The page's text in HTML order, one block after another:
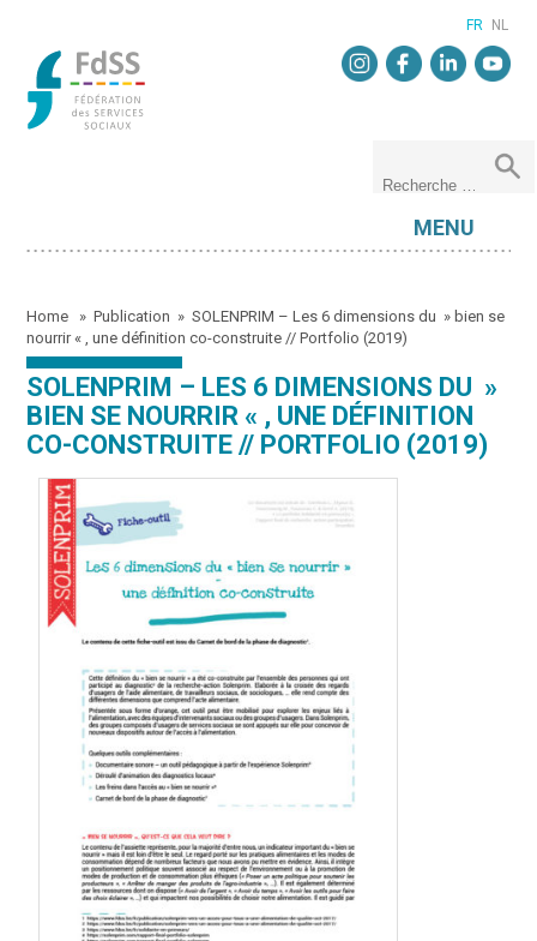
FR NL
MENU
Home »Publication »SOLENPRIM – Les 6 dimensions du » bien se
nourrir « , une définition co-construite // Portfolio (2019)
SOLENPRIM – LES 6 DIMENSIONS DU »
BIEN SE NOURRIR « , UNE DÉFINITION
CO-CONSTRUITE // PORTFOLIO (2019)